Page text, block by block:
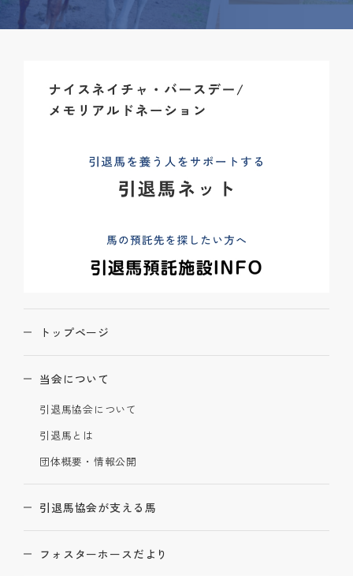
トップページ
当会について
引退馬協会について
引退馬とは
団体概要・情報公開
引退馬協会が支える馬
フォスターホースだより